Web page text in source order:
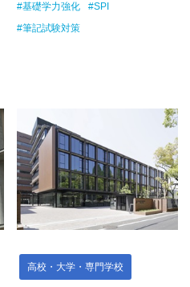
#基礎学力強化
#SPI
#筆記試験対策
高校・大学・専門学校